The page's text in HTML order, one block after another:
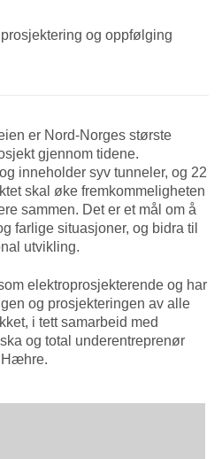
og oppfølging
er Nord-Norges største
gjennom tidene.
inneholder syv tunneler, og 22
skal øke fremkommeligheten
sammen. Det er et mål om å
farlige situasjoner, og bidra til
utvikling.
elektroprosjekterende og har
og prosjekteringen av alle
i tett samarbeid med
og total underentreprenør
Hæhre.